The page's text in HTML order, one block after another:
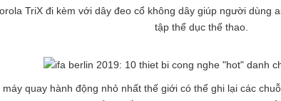
TriX đi kèm với dây đeo cổ không dây giúp người dùng
tập thể dục thể thao.
máy quay hành động nhỏ nhất thế giới có thể ghi lại các